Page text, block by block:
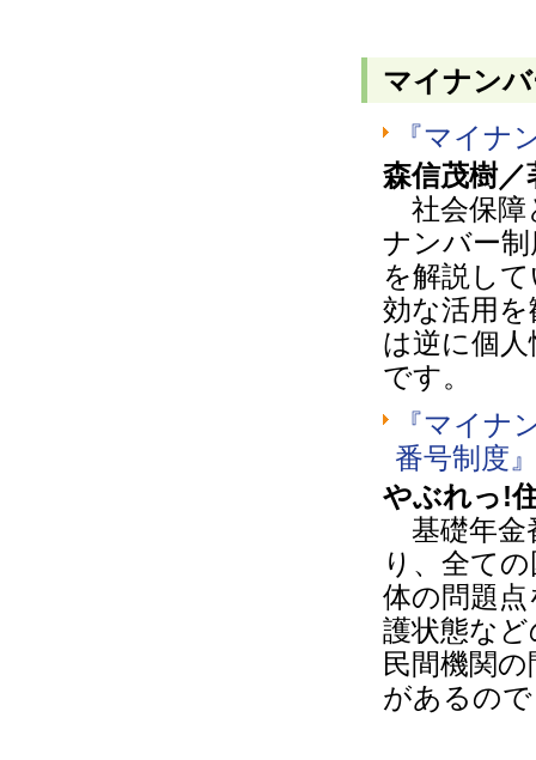
マイナン
『マイナ
森信茂樹
社会保障
ナンバー
を解説し
効な活用
は逆に個
です。
『マイ
番号制度
やぶれっ!
基礎年金
り、全て
体の問題
護状態な
民間機関
があるの